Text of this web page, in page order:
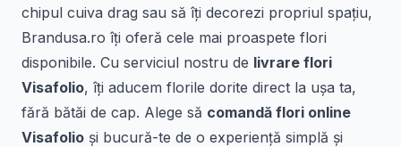
chipul cuiva drag sau să îți decorezi propriul spațiu,
Brandusa.ro îți oferă cele mai proaspete flori
disponibile. Cu serviciul nostru de livrare flori
Visafolio, îți aducem florile dorite direct la ușa ta,
fără bătăi de cap. Alege să comandă flori online
Visafolio și bucură-te de o experiență simplă și